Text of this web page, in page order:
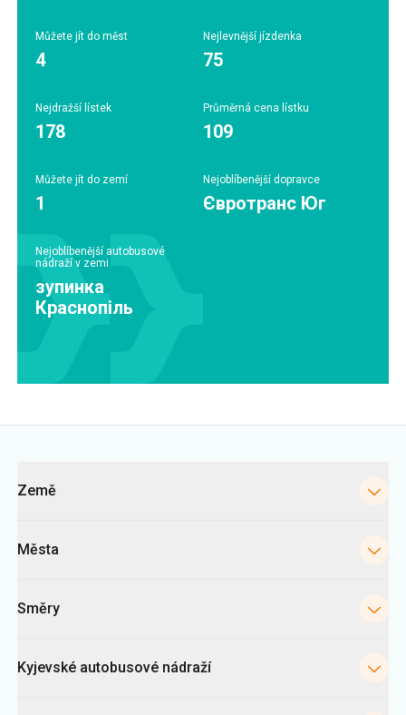
Můžete jít do měst
4
Nejlevnější jízdenka
75
Nejdražší lístek
178
Průměrná cena lístku
109
Můžete jít do zemí
1
Nejoblíbenější dopravce
Євротранс Юг
Nejoblíbenější autobusové
nádraží v zemi
зупинка
Краснопіль
Země
Města
Směry
Kyjevské autobusové nádraží